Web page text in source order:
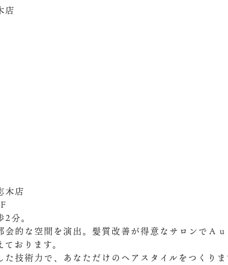
店
木店
分。
会的な空間を演出。髪質改善が得意なサロンでＡ
おります。
技術力で、あなただけのヘアスタイルをつくりま